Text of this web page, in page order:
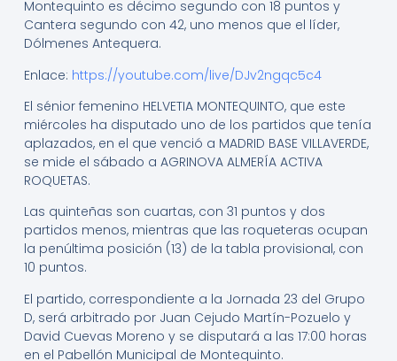
Montequinto es décimo segundo con 18 puntos y
Cantera segundo con 42, uno menos que el líder,
Dólmenes Antequera.
Enlace: https://youtube.com/live/DJv2ngqc5c4
El sénior femenino HELVETIA MONTEQUINTO, que este
miércoles ha disputado uno de los partidos que tenía
aplazados, en el que venció a MADRID BASE VILLAVERDE,
se mide el sábado a AGRINOVA ALMERÍA ACTIVA
ROQUETAS.
Las quinteñas son cuartas, con 31 puntos y dos
partidos menos, mientras que las roqueteras ocupan
la penúltima posición (13) de la tabla provisional, con
10 puntos.
El partido, correspondiente a la Jornada 23 del Grupo
D, será arbitrado por Juan Cejudo Martín-Pozuelo y
David Cuevas Moreno y se disputará a las 17:00 horas
en el Pabellón Municipal de Montequinto.